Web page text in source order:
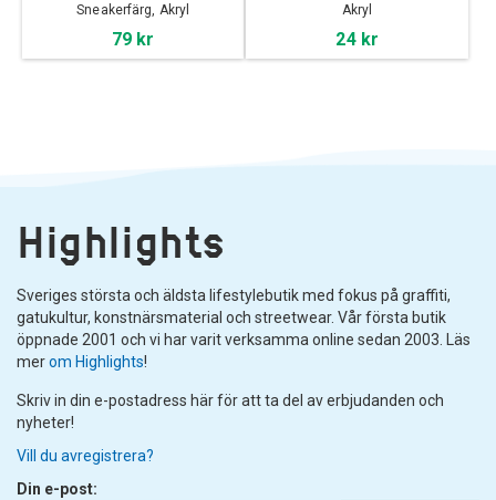
Sneakerfärg, Akryl
79 kr
Akryl
24 kr
Highlights
Sveriges största och äldsta lifestylebutik med fokus på graffiti,
gatukultur, konstnärsmaterial och streetwear. Vår första butik
öppnade 2001 och vi har varit verksamma online sedan 2003. Läs
merom Highlights!
Skriv in din e-postadress här för att ta del av erbjudanden och
nyheter!
Vill du avregistrera?
Din e-post: